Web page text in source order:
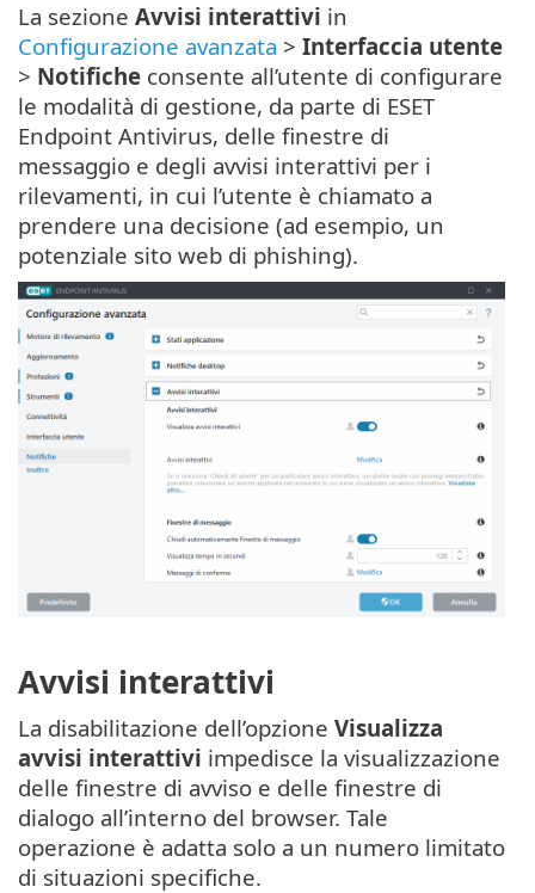
La sezione Avvisi interattivi in
Configurazione avanzata > Interfaccia utente
> Notifiche consente all’utente di configurare
le modalità di gestione, da parte di ESET
Endpoint Antivirus, delle finestre di
messaggio e degli avvisi interattivi per i
rilevamenti, in cui l’utente è chiamato a
prendere una decisione (ad esempio, un
potenziale sito web di phishing).
Avvisi interattivi
La disabilitazione dell’opzione Visualizza
avvisi interattivi impedisce la visualizzazione
delle finestre di avviso e delle finestre di
dialogo all’interno del browser. Tale
operazione è adatta solo a un numero limitato
di situazioni specifiche.